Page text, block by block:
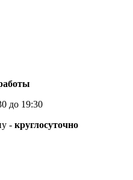
до 19:30
- круглосуточно